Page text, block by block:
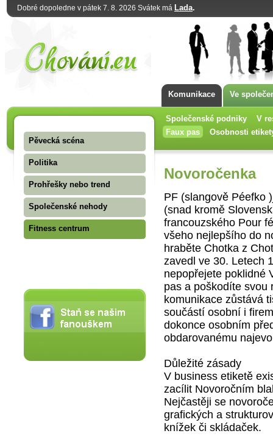
Dobré dopoledne v pátek 7. 8. 2026 Svátek má Lada.
Komunikace Ve
Společenské podniky
V
Faux pas
Osobnosti
Pěvecká scéna
Politika
Prohřešky nebo trend
Společenské nehody
Fitness centrum
Novoročenka
PF (slangově Péefko
(snad kromě
francouzského Pour
všeho nejlepšího do
hraběte Chotka z
zavedl ve 30. Letech
nepopřejete poklidné
pas a poškodíte svou
komunikace zůstává
součástí osobní i
dokonce osobním
obdarovanému
Důležité zásady
V business etiketě
zacílit Novoročním
Nejčastěji se
grafických a
knížek či skládaček.